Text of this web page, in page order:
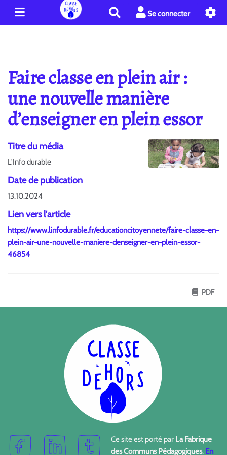
e
c
h
e
Se connecter
Faire classe en plein air :
une nouvelle manière
d’enseigner en plein essor
Titre du média
L'Info durable
Date de publication
13.10.2024
Lien vers l'article
https://www.linfodurable.fr/educationcitoyennete/faire-classe-en-
plein-air-une-nouvelle-maniere-denseigner-en-plein-essor-
46854
PDF
Ce site est porté par La Fabrique
des Communs Pédagogiques. En